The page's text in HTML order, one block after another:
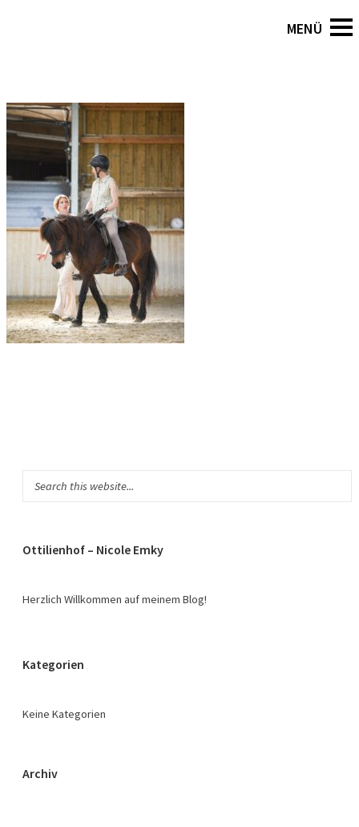
Ottilienhof – Nicole Emky
Herzlich Willkommen auf meinem Blog!
Kategorien
Keine Kategorien
Archiv